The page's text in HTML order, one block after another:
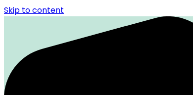
Skip to content